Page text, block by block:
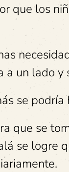
que los
a un lado
se
que se
se logre